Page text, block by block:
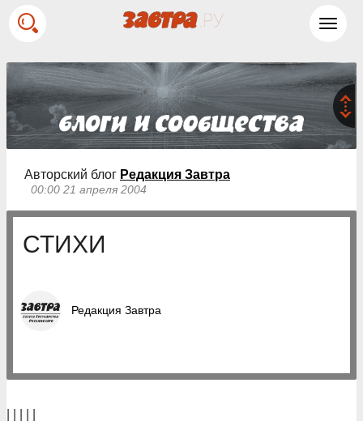
Авторский блог Редакция Завтра
00:00 21 апреля 2004
СТИХИ
Редакция Завтра